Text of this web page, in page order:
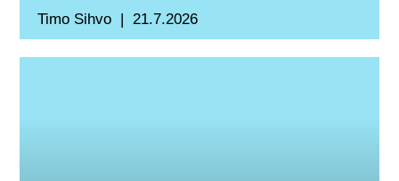
Timo Sihvo 21.7.2026